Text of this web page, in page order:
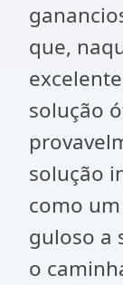
que,
solução
solução
como
guloso a
o